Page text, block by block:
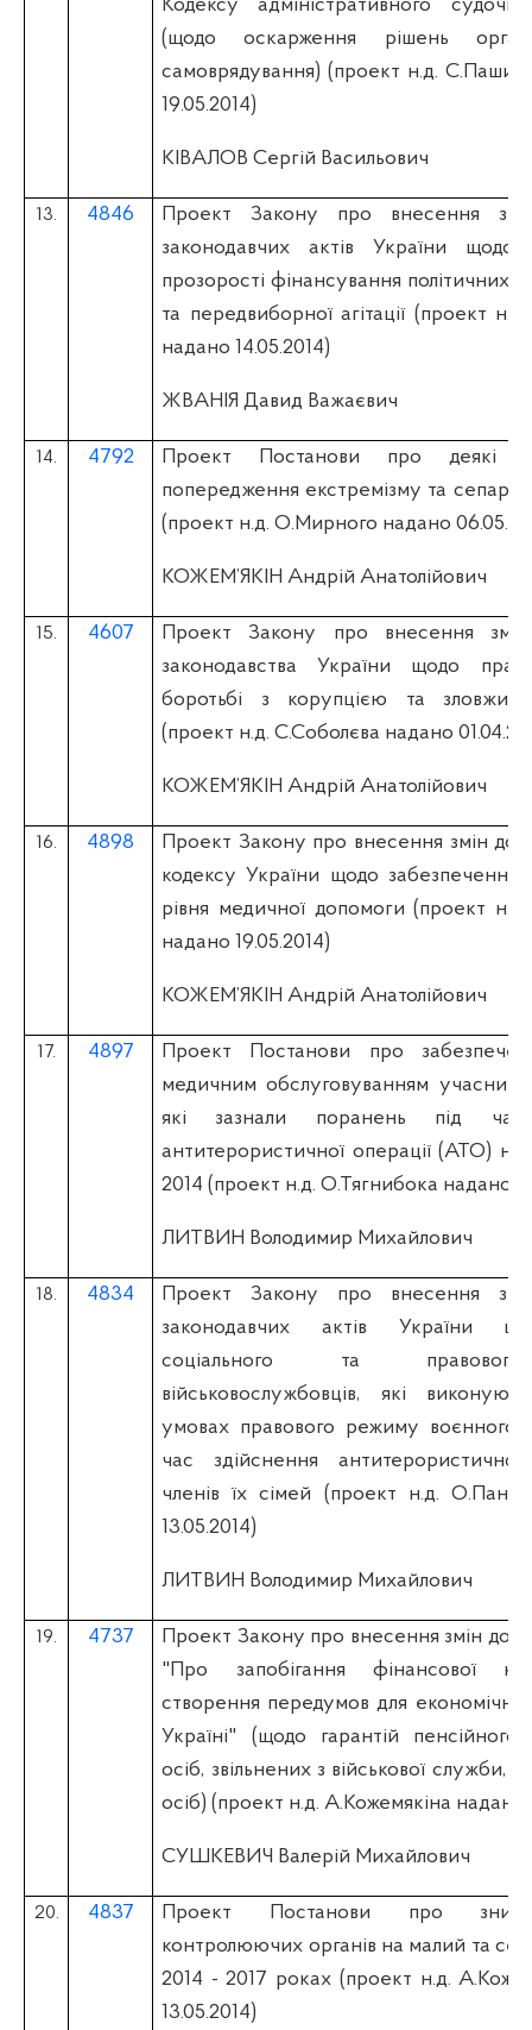
Кодексу адміністративного
(щодо оскарження рішень
самоврядування) (проект н.д.
19.05.2014)
КІВАЛОВ Сергій Васильович
13. 4846
Проект Закону про внесення
законодавчих актів України щодо
прозорості фінансування політичних
та передвиборної агітації (проект
надано 14.05.2014)
ЖВАНІЯ Давид Важаєвич
14. 4792
Проект Постанови про деякі
попередження екстремізму та
(проект н.д. О.Мирного надано
КОЖЕМ’ЯКІН Андрій Анатолійович
15. 4607
Проект Закону про внесення
законодавства України щодо
боротьбі з корупцією та
(проект н.д. С.Соболєва надано
КОЖЕМ’ЯКІН Андрій Анатолійович
16. 4898
Проект Закону про внесення змін до
кодексу України щодо забезпечення
рівня медичної допомоги (проект
надано 19.05.2014)
КОЖЕМ’ЯКІН Андрій Анатолійович
17. 4897
Проект Постанови про
медичним обслуговуванням
які зазнали поранень під час
антитерористичної операції (АТО) на
2014 (проект н.д. О.Тягнибока надано
ЛИТВИН Володимир Михайлович
18. 4834
Проект Закону про внесення
законодавчих актів України
соціального та
військовослужбовців, які
умовах правового режиму воєнного
час здійснення
членів їх сімей (проект н.д.
13.05.2014)
ЛИТВИН Володимир Михайлович
19. 4737
Проект Закону про внесення змін до
"Про запобігання фінансової
створення передумов для
Україні" (щодо гарантій пенсійного
осіб, звільнених з військової служби,
осіб) (проект н.д. А.Кожемякіна надано
СУШКЕВИЧ Валерій Михайлович
20. 4837
Проект Постанови про
контролюючих органів на малий та
2014 - 2017 роках (проект н.д.
13.05.2014)